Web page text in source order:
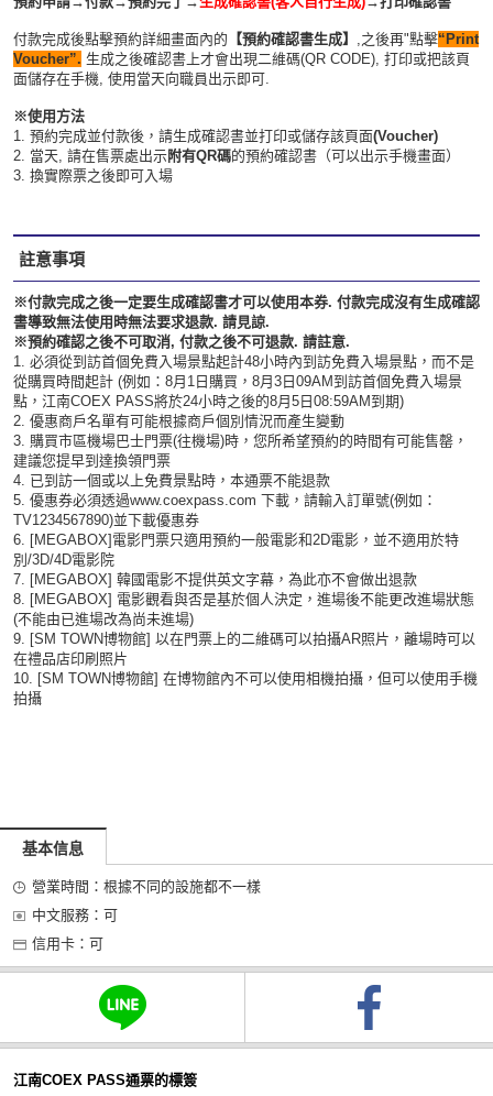
付款完成後點擊預約詳細畫面內的 【預約確認書生成】 ,之後再"點擊“Print
Voucher”. 生成之後確認書上才會出現二維碼(QR CODE), 打印或把該頁
面儲存在手機, 使用當天向職員出示即可.
※使用方法
1. 預約完成並付款後，請生成確認書並打印或儲存該頁面(Voucher)
2. 當天, 請在售票處出示附有QR碼的預約確認書（可以出示手機畫面）
3. 換實際票之後即可入場
註意事項
※付款完成之後一定要生成確認書才可以使用本券. 付款完成沒有生成確認
書導致無法使用時無法要求退款. 請見諒.
※預約確認之後不可取消, 付款之後不可退款. 請註意.
1. 必須從到訪首個免費入場景點起計48小時內到訪免費入場景點，而不是
從購買時間起計 (例如：8月1日購買，8月3日09AM到訪首個免費入場景
點，江南COEX PASS將於24小時之後的8月5日08:59AM到期)
2. 優惠商戶名單有可能根據商戶個別情況而產生變動
3. 購買市區機場巴士門票(往機場)時，您所希望預約的時間有可能售罄，
建議您提早到達換領門票
4. 已到訪一個或以上免費景點時，本通票不能退款
5. 優惠券必須透過www.coexpass.com 下載，請輸入訂單號(例如：
TV1234567890)並下載優惠券
6. [MEGABOX]電影門票只適用預約一般電影和2D電影，並不適用於特
別/3D/4D電影院
7. [MEGABOX] 韓國電影不提供英文字幕，為此亦不會做出退款
8. [MEGABOX] 電影觀看與否是基於個人決定，進場後不能更改進場狀態
(不能由已進場改為尚未進場)
9. [SM TOWN博物館] 以在門票上的二維碼可以拍攝AR照片，離場時可以
在禮品店印刷照片
10. [SM TOWN博物館] 在博物館內不可以使用相機拍攝，但可以使用手機
拍攝
基本信息
營業時間：根據不同的設施都不一樣
中文服務：可
信用卡：可
江南COEX PASS通票的標簽